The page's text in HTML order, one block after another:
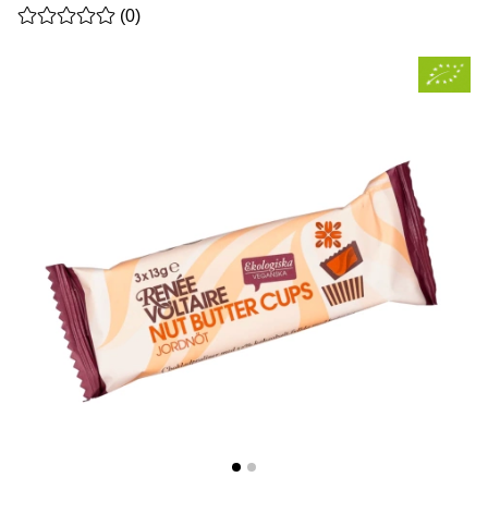
Keskiarvoluokitus 0 / 5 Arvioiden määrä 0
(0)